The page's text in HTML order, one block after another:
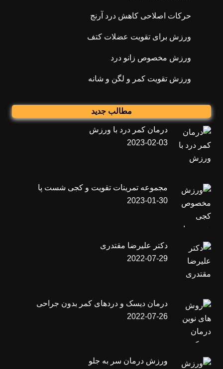
حرکات اصلاحی کاهش درد آرنج
ورزش برای تقویت عضلات کتف
ورزش مخصوص زانو درد
ورزش تقویت کمر و لگن و شانه
مطالب جدید
درمان کمر درد با ورزش
2023-02-03
مجموعه تمرینات تقویت و کجی شست پا
2023-01-30
دکتر علیرضا مقتدری
2022-07-29
درمان دیسک و دردهای کمر بدون جراحی
2022-07-26
ورزش درمان سر به جلو